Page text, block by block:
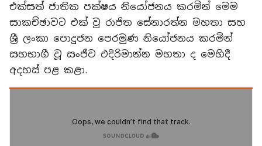
එක්සත් ජාතික පක්ෂය නියෝජනය කරමින් මෙම
සාකච්ඡාවට එක් වූ රාජිත සේනාරත්න මහතා සහ
ශ්‍රී ලංකා පොදුජන පෙරමුණ නියෝජනය කරමින්
සහභාගී වූ සංජීව එදිරිමාන්න මහතා ද මෙහිදී
අදහස් පළ කළා.